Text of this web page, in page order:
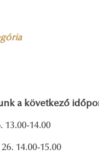
a következő
13.00-14.00
14.00-15.00